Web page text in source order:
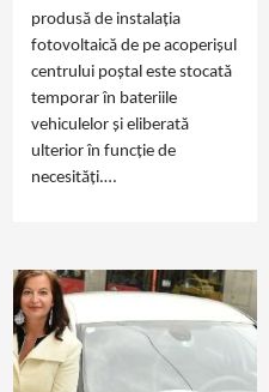
produsă de instalația
fotovoltaică de pe acoperișul
centrului poștal este stocată
temporar în bateriile
vehiculelor și eliberată
ulterior în funcție de
necesități.…